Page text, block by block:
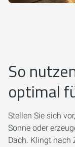
So
optimal
Stellen Sie sich
Sonne oder
Dach. Klingt nach